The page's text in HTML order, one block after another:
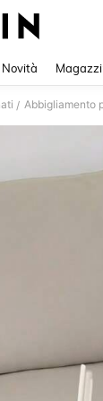
Novità
/ Abbigliamento